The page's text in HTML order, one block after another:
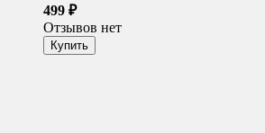
499 ₽
Отзывов нет